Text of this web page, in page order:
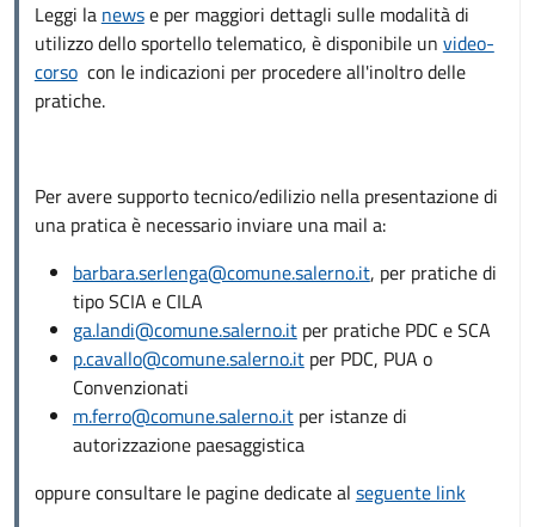
Leggi la newse per maggiori dettagli sulle modalità di
utilizzo dello sportello telematico, è disponibile un video-
corsocon le indicazioni per procedere all'inoltro delle
pratiche.
Per avere supporto tecnico/edilizio nella presentazione di
una pratica è necessario inviare una mail a:
barbara.serlenga@comune.salerno.it, per pratiche di
tipo SCIA e CILA
ga.landi@comune.salerno.itper pratiche PDC e SCA
p.cavallo@comune.salerno.itper PDC, PUA o
Convenzionati
m.ferro@comune.salerno.itper istanze di
autorizzazione paesaggistica
oppure consultare le pagine dedicate al seguente link